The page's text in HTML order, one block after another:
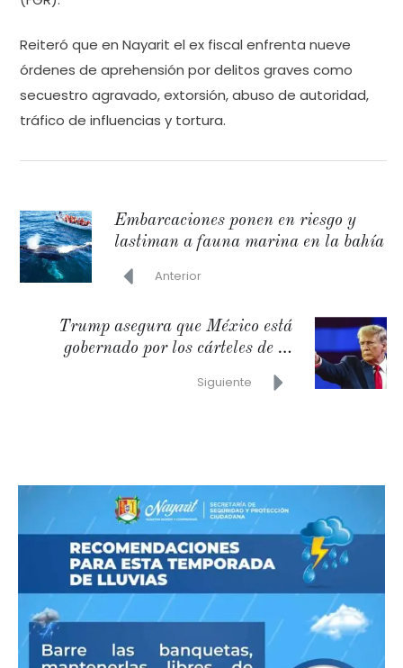
Reiteró que en Nayarit el ex fiscal enfrenta nueve
órdenes de aprehensión por delitos graves como
secuestro agravado, extorsión, abuso de autoridad,
tráfico de influencias y tortura.
Embarcaciones ponen en riesgo y
lastiman a fauna marina en la bahía
Anterior
Trump asegura que México está
gobernado por los cárteles de la
droga
Siguiente